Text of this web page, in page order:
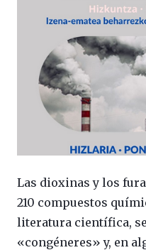
Las dioxinas y los
210 compuestos
literatura científica,
«congéneres» y, en